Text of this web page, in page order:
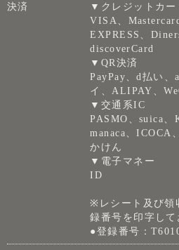
決済
▼クレジットカー
VISA、
EXPRESS、
discoverCard
▼QR決済
PayPay、d払い、
イ、ALIPAY、
▼交通系IC
PASMO、suica、
manaca、ICOCA
かけん
▼電子マネー
ID
※レシート及び領
録番号を印字して
●登録番号：